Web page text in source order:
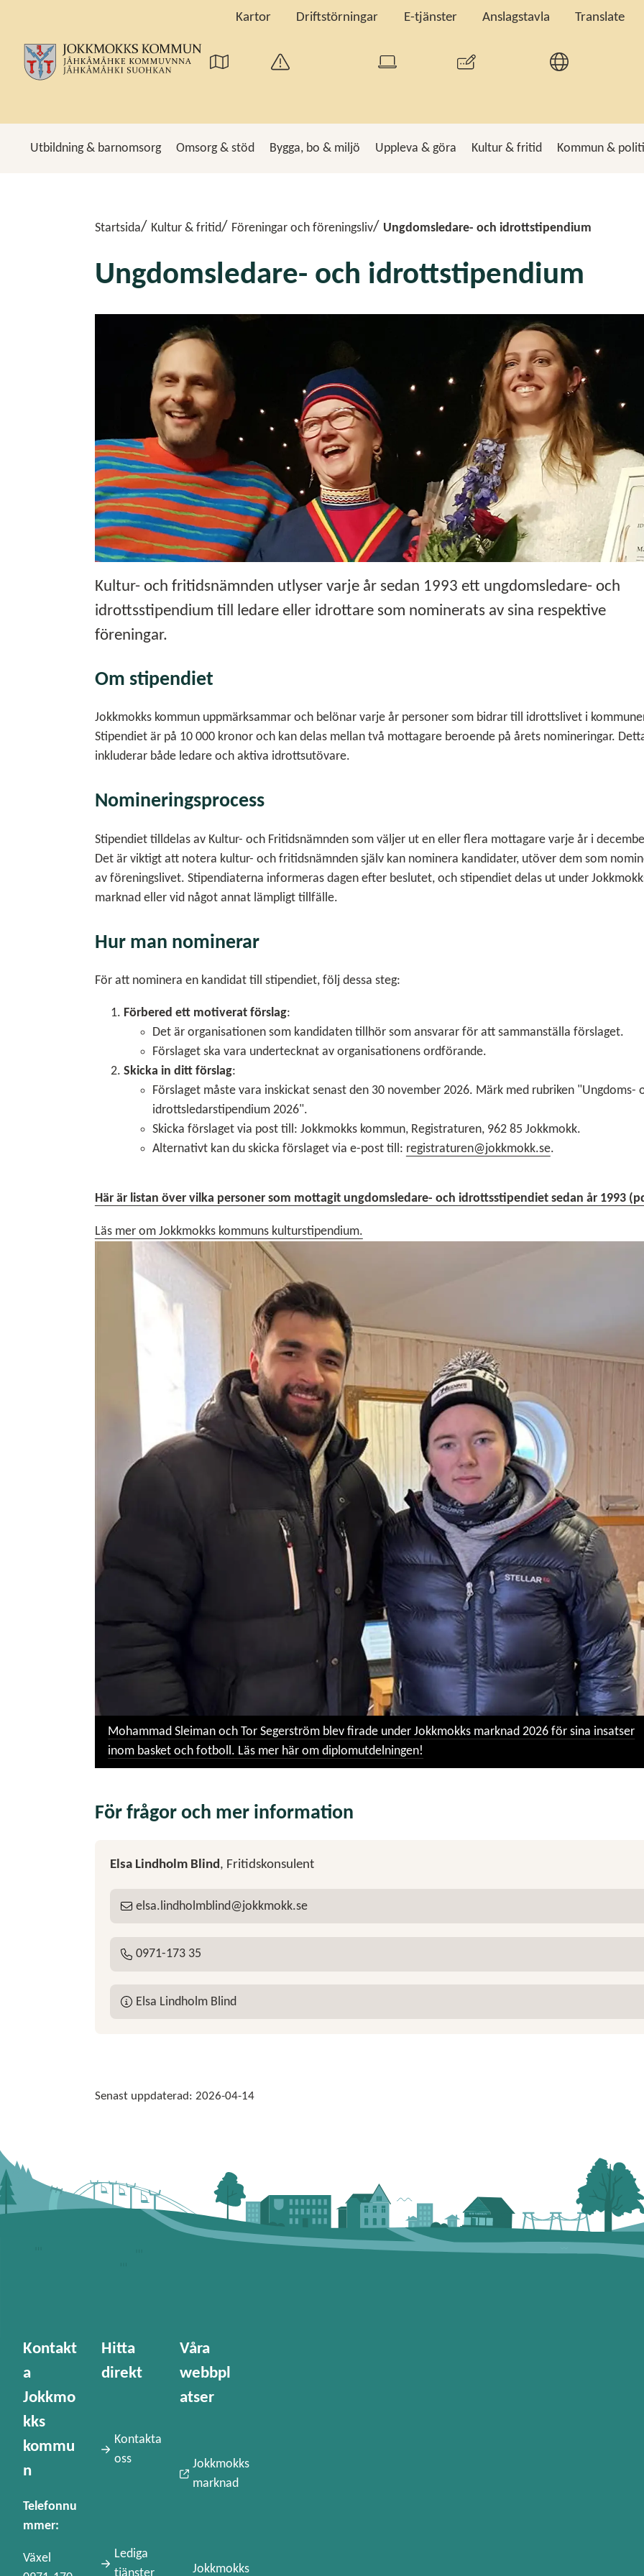
Kartor Driftstörningar E-tjänster Anslagstavla Translate
Utbildning & barnomsorg Omsorg & stöd Bygga, bo & miljö Uppleva & göra Kultur & fritid Kommun &
Startsida Kultur & fritid Föreningar och föreningsliv Ungdomsledare- och idrottstipendium
Ungdomsledare- och idrottstipendium
Kultur- och fritidsnämnden utlyser varje år sedan 1993 ett ungdomsledare- och
idrottsstipendium till ledare eller idrottare som nominerats av sina respektive
föreningar.
Om stipendiet
Jokkmokks kommun uppmärksammar och belönar varje år personer som bidrar till idrottslivet i
Stipendiet är på 10 000 kronor och kan delas mellan två mottagare beroende på årets nomineringar.
inkluderar både ledare och aktiva idrottsutövare.
Nomineringsprocess
Stipendiet tilldelas av Kultur- och Fritidsnämnden som väljer ut en eller flera mottagare varje år i
Det är viktigt att notera kultur- och fritidsnämnden själv kan nominera kandidater, utöver dem som
av föreningslivet. Stipendiaterna informeras dagen efter beslutet, och stipendiet delas ut under
marknad eller vid något annat lämpligt tillfälle.
Hur man nominerar
För att nominera en kandidat till stipendiet, följ dessa steg:
Förbered ett motiverat förslag:
Det är organisationen som kandidaten tillhör som ansvarar för att sammanställa förslaget.
Förslaget ska vara undertecknat av organisationens ordförande.
Skicka in ditt förslag:
Förslaget måste vara inskickat senast den 30 november 2026. Märk med rubriken "Ungdoms-
idrottsledarstipendium 2026".
Skicka förslaget via post till: Jokkmokks kommun, Registraturen, 962 85 Jokkmokk.
Alternativt kan du skicka förslaget via e-post till: registraturen@jokkmokk.se.
Här är listan över vilka personer som mottagit ungdomsledare- och idrottsstipendiet sedan år 1993
Läs mer om Jokkmokks kommuns kulturstipendium.
Mohammad Sleiman och Tor Segerström blev firade under Jokkmokks marknad 2026 för sina insatser
inom basket och fotboll. Läs mer här om diplomutdelningen!
För frågor och mer information
Elsa Lindholm Blind, Fritidskonsulent
elsa lindholmblind jokkmokk se
0971-173 35
Elsa Lindholm Blind
Senast uppdaterad: 2026-04-14
Kontakt
a
Jokkmo
kks
kommu
n
Telefonnu
mmer:
Växel
Hitta
direkt
Kontakta
oss
Lediga
Våra
webbpl
atser
Jokkmokks
marknad
Jokkmokks